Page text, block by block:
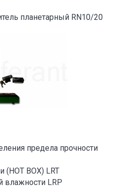
планетарный RN10/20
предела прочности
(HOT BOX) LRT
LRP